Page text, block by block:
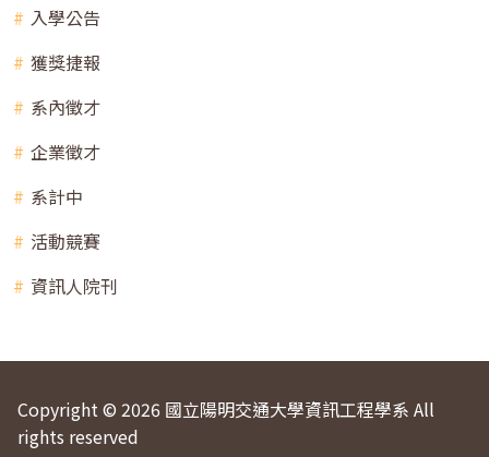
入學公告
獲獎捷報
系內徵才
企業徵才
系計中
活動競賽
資訊人院刊
Copyright © 2026 國立陽明交通大學資訊工程學系 All
rights reserved